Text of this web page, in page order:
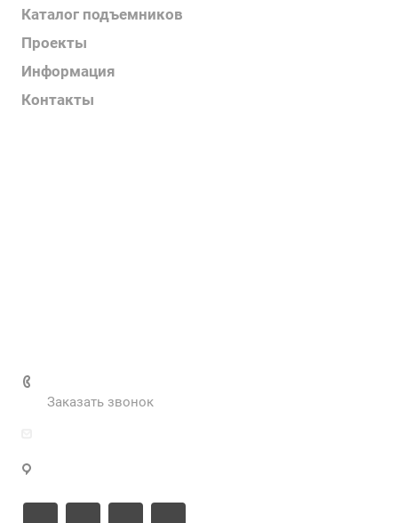
Каталог подъемников
Проекты
Информация
Контакты
Заказать звонок